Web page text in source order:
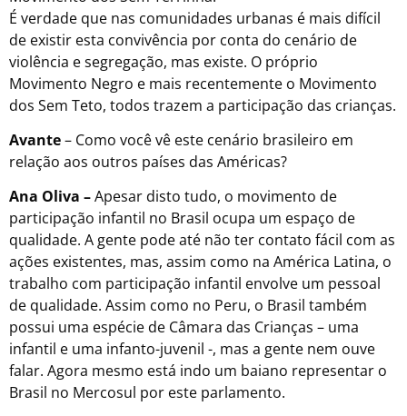
É verdade que nas comunidades urbanas é mais difícil
de existir esta convivência por conta do cenário de
violência e segregação, mas existe. O próprio
Movimento Negro e mais recentemente o Movimento
dos Sem Teto, todos trazem a participação das crianças.
Avante– Como você vê este cenário brasileiro em
relação aos outros países das Américas?­­
Ana Oliva –Apesar disto tudo, o movimento de
participação infantil no Brasil ocupa um espaço de
qualidade. A gente pode até não ter contato fácil com as
ações existentes, mas, assim como na América Latina, o
trabalho com participação infantil envolve um pessoal
de qualidade. Assim como no Peru, o Brasil também
possui uma espécie de Câmara das Crianças – uma
infantil e uma infanto-juvenil -, mas a gente nem ouve
falar. Agora mesmo está indo um baiano representar o
Brasil no Mercosul por este parlamento.